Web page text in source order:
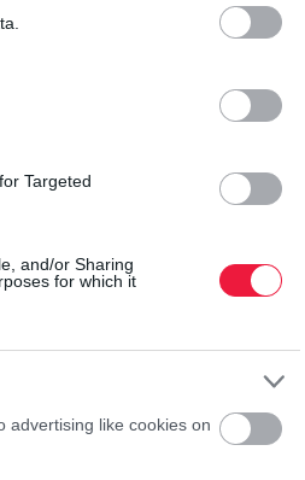
Targeted
and/or Sharing
for which it
advertising like cookies on
eredetű dízel
hónapjában.
indított háború
úgy döntött,
égbe
David
bojkottot.
VAGYON
Eddig
A SpaceX-
süllyedt a